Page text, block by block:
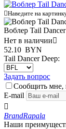
Наведите на
Воблер Tail
Нет в наличии
52.10 BYN
Tail Dancer Deep:
Задать вопрос
Сообщить мне,
E-mail

BrandRapala
Наши